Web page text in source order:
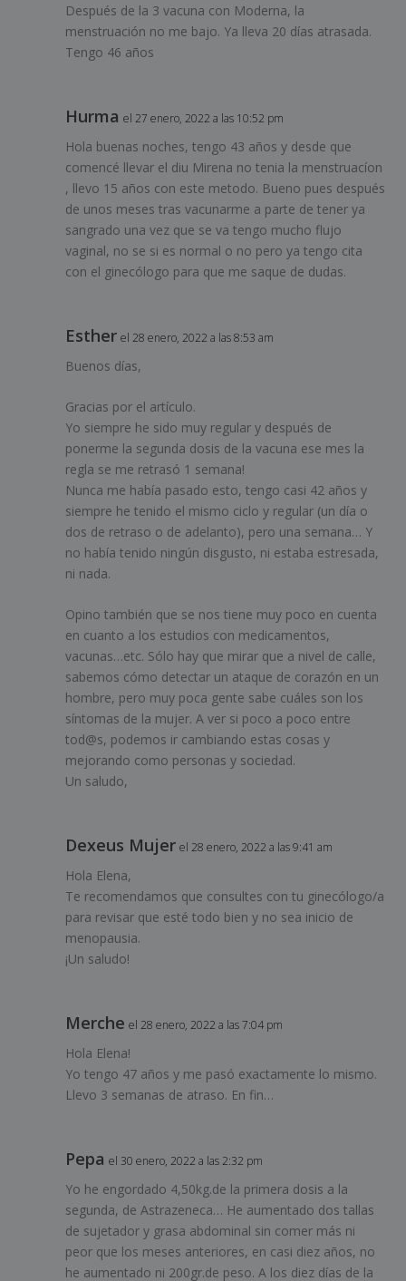
Después de la 3 vacuna con Moderna, la
menstruación no me bajo. Ya lleva 20 días atrasada.
Tengo 46 años
Hurma el 27 enero, 2022 a las 10:52 pm
Hola buenas noches, tengo 43 años y desde que
comencé llevar el diu Mirena no tenia la menstruacíon
, llevo 15 años con este metodo. Bueno pues después
de unos meses tras vacunarme a parte de tener ya
sangrado una vez que se va tengo mucho flujo
vaginal, no se si es normal o no pero ya tengo cita
con el ginecólogo para que me saque de dudas.
Esther el 28 enero, 2022 a las 8:53 am
Buenos días,
Gracias por el artículo.
Yo siempre he sido muy regular y después de
ponerme la segunda dosis de la vacuna ese mes la
regla se me retrasó 1 semana!
Nunca me había pasado esto, tengo casi 42 años y
siempre he tenido el mismo ciclo y regular (un día o
dos de retraso o de adelanto), pero una semana… Y
no había tenido ningún disgusto, ni estaba estresada,
ni nada.
Opino también que se nos tiene muy poco en cuenta
en cuanto a los estudios con medicamentos,
vacunas…etc. Sólo hay que mirar que a nivel de calle,
sabemos cómo detectar un ataque de corazón en un
hombre, pero muy poca gente sabe cuáles son los
síntomas de la mujer. A ver si poco a poco entre
tod@s, podemos ir cambiando estas cosas y
mejorando como personas y sociedad.
Un saludo,
Dexeus Mujer el 28 enero, 2022 a las 9:41 am
Hola Elena,
Te recomendamos que consultes con tu ginecólogo/a
para revisar que esté todo bien y no sea inicio de
menopausia.
¡Un saludo!
Merche el 28 enero, 2022 a las 7:04 pm
Hola Elena!
Yo tengo 47 años y me pasó exactamente lo mismo.
Llevo 3 semanas de atraso. En fin…
Pepa el 30 enero, 2022 a las 2:32 pm
Yo he engordado 4,50kg.de la primera dosis a la
segunda, de Astrazeneca… He aumentado dos tallas
de sujetador y grasa abdominal sin comer más ni
peor que los meses anteriores, en casi diez años, no
he aumentado ni 200gr.de peso. A los diez días de la